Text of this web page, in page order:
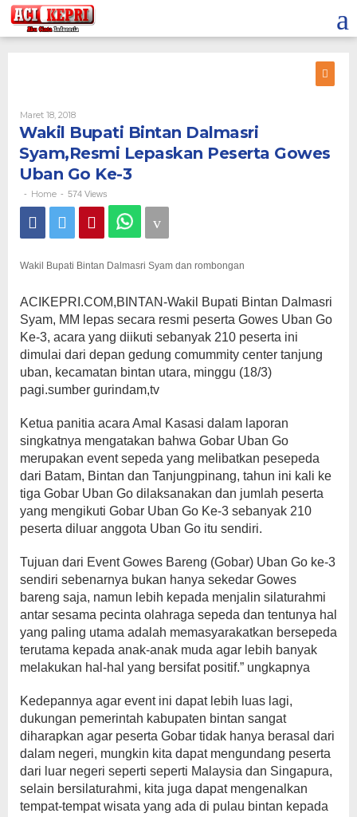
Lewati
ke
konten
Maret 18, 2018Oleh
Wakil Bupati Bintan Dalmasri
Syam,Resmi Lepaskan Peserta Gowes
Uban Go Ke-3
- Home - 574 Views
Wakil Bupati Bintan Dalmasri Syam dan rombongan
ACIKEPRI.COM,BINTAN-Wakil Bupati Bintan Dalmasri
Syam, MM lepas secara resmi peserta Gowes Uban Go
Ke-3, acara yang diikuti sebanyak 210 peserta ini
dimulai dari depan gedung comummity center tanjung
uban, kecamatan bintan utara, minggu (18/3)
pagi.sumber gurindam,tv
Ketua panitia acara Amal Kasasi dalam laporan
singkatnya mengatakan bahwa Gobar Uban Go
merupakan event sepeda yang melibatkan pesepeda
dari Batam, Bintan dan Tanjungpinang, tahun ini kali ke
tiga Gobar Uban Go dilaksanakan dan jumlah peserta
yang mengikuti Gobar Uban Go Ke-3 sebanyak 210
peserta diluar anggota Uban Go itu sendiri.
Tujuan dari Event Gowes Bareng (Gobar) Uban Go ke-3
sendiri sebenarnya bukan hanya sekedar Gowes
bareng saja, namun lebih kepada menjalin silaturahmi
antar sesama pecinta olahraga sepeda dan tentunya hal
yang paling utama adalah memasyarakatkan bersepeda
terutama kepada anak-anak muda agar lebih banyak
melakukan hal-hal yang bersifat positif.” ungkapnya
Kedepannya agar event ini dapat lebih luas lagi,
dukungan pemerintah kabupaten bintan sangat
diharapkan agar peserta Gobar tidak hanya berasal dari
dalam negeri, mungkin kita dapat mengundang peserta
dari luar negeri seperti seperti Malaysia dan Singapura,
selain bersilaturahmi, kita juga dapat mengenalkan
tempat-tempat wisata yang ada di pulau bintan kepada